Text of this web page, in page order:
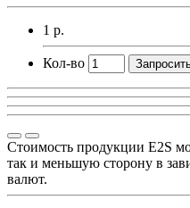
1 р.
Кол-во
Стоимость продукции E2S
так и меньшую сторону в
валют.